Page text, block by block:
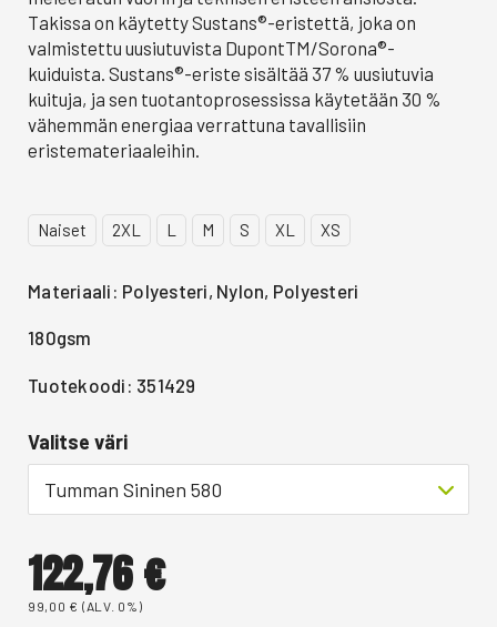
Takissa on käytetty Sustans®-eristettä, joka on
valmistettu uusiutuvista DupontTM/Sorona®-
kuiduista. Sustans®-eriste sisältää 37 % uusiutuvia
kuituja, ja sen tuotantoprosessissa käytetään 30 %
vähemmän energiaa verrattuna tavallisiin
eristemateriaaleihin.
Naiset 2XL L M S XL XS
Materiaali: Polyesteri, Nylon, Polyesteri
180gsm
Tuotekoodi: 351429
Valitse väri
Tumman Sininen 580
122,76€
99,00 € (ALV. 0%)